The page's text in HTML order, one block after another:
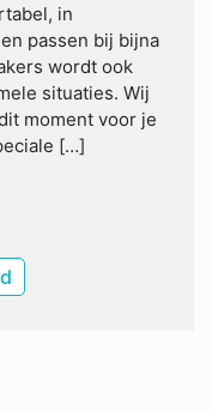
in
passen bij bijna
wordt ook
situaties. Wij
moment voor je
[…]